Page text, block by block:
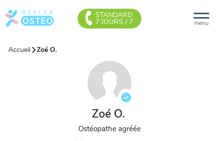
menu
STANDARD
7 JOURS / 7
Accueil Zoé O.
Zoé O.
Ostéopathe agréée